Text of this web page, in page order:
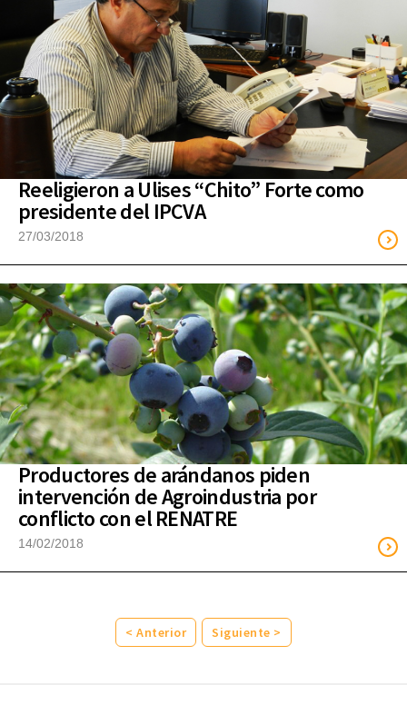
Reeligieron a Ulises “Chito” Forte como
presidente del IPCVA
27/03/2018
Productores de arándanos piden
intervención de Agroindustria por
conflicto con el RENATRE
14/02/2018
< Anterior Siguiente >